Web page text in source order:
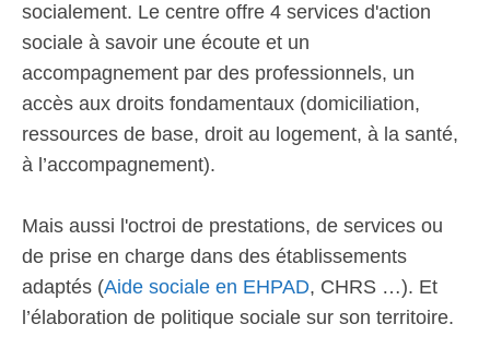
socialement. Le centre offre 4 services d'action
sociale à savoir une écoute et un
accompagnement par des professionnels, un
accès aux droits fondamentaux (domiciliation,
ressources de base, droit au logement, à la santé,
à l’accompagnement).
Mais aussi l'octroi de prestations, de services ou
de prise en charge dans des établissements
adaptés (Aide sociale en EHPAD, CHRS …). Et
l’élaboration de politique sociale sur son territoire.